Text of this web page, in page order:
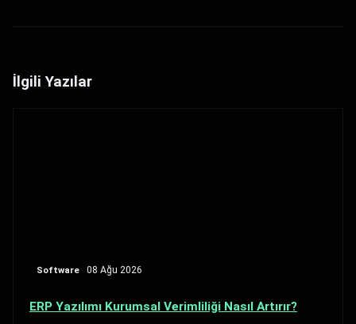
İlgili Yazılar
Software 08 Ağu 2026
ERP Yazılımı Kurumsal Verimliliği Nasıl Artırır?